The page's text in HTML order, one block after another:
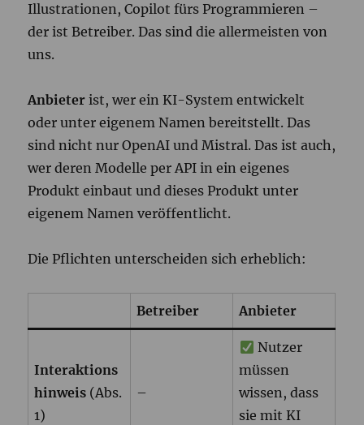
Illustrationen, Copilot fürs Programmieren –
der ist Betreiber. Das sind die allermeisten von
uns.
Anbieter ist, wer ein KI-System entwickelt
oder unter eigenem Namen bereitstellt. Das
sind nicht nur OpenAI und Mistral. Das ist auch,
wer deren Modelle per API in ein eigenes
Produkt einbaut und dieses Produkt unter
eigenem Namen veröffentlicht.
Die Pflichten unterscheiden sich erheblich:
Betreiber Anbieter
Interaktions
hinweis (Abs.
1)
–
Nutzer
müssen
wissen, dass
sie mit KI